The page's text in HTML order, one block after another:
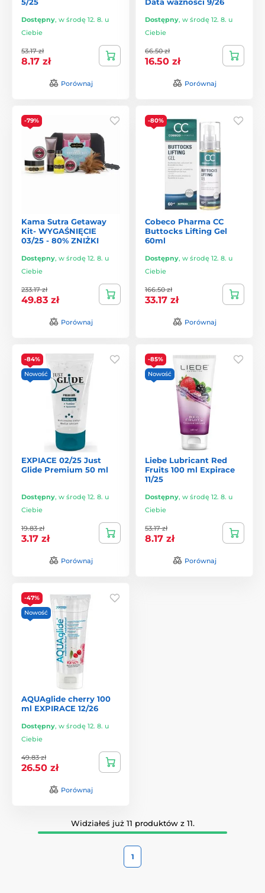
Dostępny, w środę 12. 8. u
Ciebie
53.17 zł
8.17 zł
Porównaj
Dostępny, w środę 12. 8. u
Ciebie
66.50 zł
16.50 zł
Porównaj
-79%
Kama Sutra Getaway
Kit- WYGAŚNIĘCIE
03/25 - 80% ZNIŻKI
Dostępny, w środę 12. 8. u
Ciebie
233.17 zł
49.83 zł
Porównaj
-80%
Cobeco Pharma CC
Buttocks Lifting Gel
60ml
Dostępny, w środę 12. 8. u
Ciebie
166.50 zł
33.17 zł
Porównaj
-84%
Nowość
EXPIACE 02/25 Just
Glide Premium 50 ml
Dostępny, w środę 12. 8. u
Ciebie
19.83 zł
3.17 zł
Porównaj
-85%
Nowość
Liebe Lubricant Red
Fruits 100 ml Expirace
11/25
Dostępny, w środę 12. 8. u
Ciebie
53.17 zł
8.17 zł
Porównaj
-47%
Nowość
AQUAglide cherry 100
ml EXPIRACE 12/26
Dostępny, w środę 12. 8. u
Ciebie
49.83 zł
26.50 zł
Porównaj
Widziałeś już 11 produktów z 11.
1